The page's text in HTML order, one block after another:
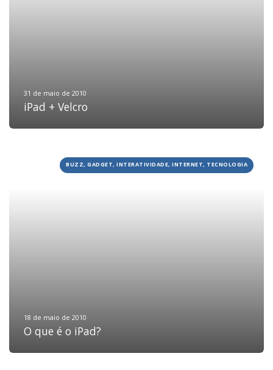
31 de maio de 2010
iPad + Velcro
BUZZ, GADGET, INTERATIVIDADE, INTERNET, TECNOLOGIA
18 de maio de 2010
O que é o iPad?